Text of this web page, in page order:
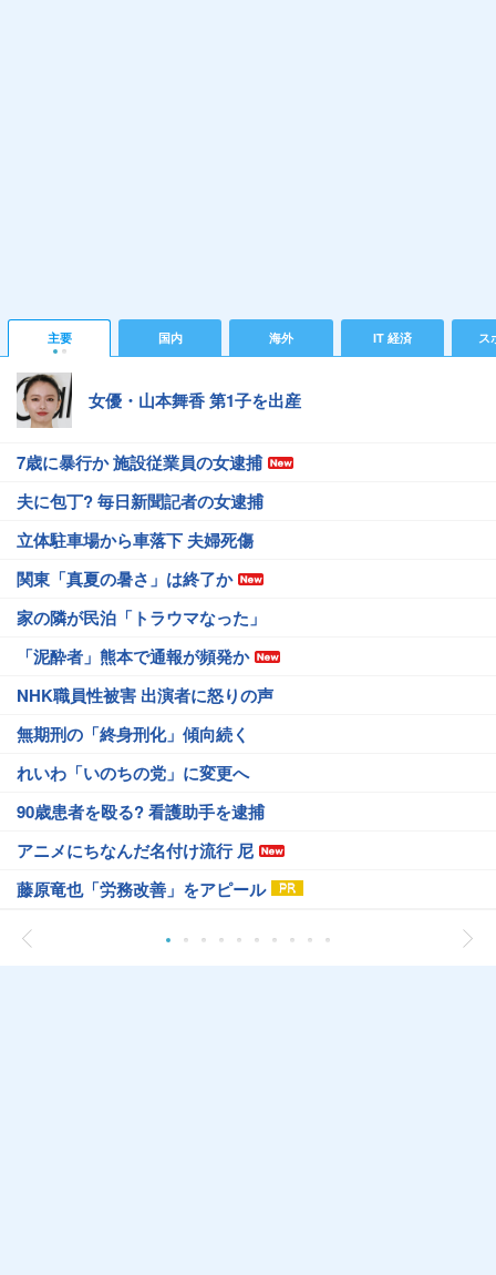
主要 国内 海外 IT 経済 ス
女優・山本舞香 第1子を出産
7歳に暴行か 施設従業員の女逮捕
夫に包丁? 毎日新聞記者の女逮捕
立体駐車場から車落下 夫婦死傷
関東「真夏の暑さ」は終了か
家の隣が民泊「トラウマなった」
「泥酔者」熊本で通報が頻発か
NHK職員性被害 出演者に怒りの声
無期刑の「終身刑化」傾向続く
れいわ「いのちの党」に変更へ
90歳患者を殴る? 看護助手を逮捕
アニメにちなんだ名付け流行 尼
藤原竜也「労務改善」をアピール